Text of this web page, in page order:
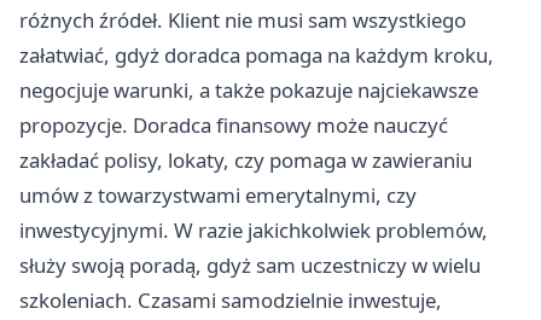
różnych źródeł. Klient nie musi sam wszystkiego
załatwiać, gdyż doradca pomaga na każdym kroku,
negocjuje warunki, a także pokazuje najciekawsze
propozycje. Doradca finansowy może nauczyć
zakładać polisy, lokaty, czy pomaga w zawieraniu
umów z towarzystwami emerytalnymi, czy
inwestycyjnymi. W razie jakichkolwiek problemów,
służy swoją poradą, gdyż sam uczestniczy w wielu
szkoleniach. Czasami samodzielnie inwestuje,